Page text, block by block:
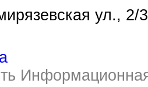
ул., 2/